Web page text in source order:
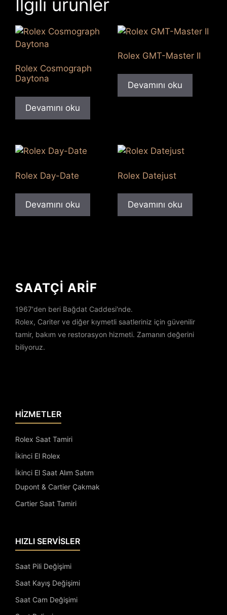
İlgili ürünler
Rolex Cosmograph
Daytona
Devamını oku
Rolex GMT-Master II
Devamını oku
Rolex Day-Date
Devamını oku
Rolex Datejust
Devamını oku
SAATÇİ ARİF
1967'den beri Bağdat Caddesi'nde.
Rolex, Cariter ve diğer kıymetli saatleriniz için güvenilir
tamir, bakım ve restorasyon hizmeti. Zamanın değerini
biliyoruz.
HİZMETLER
Rolex Saat Tamiri
İkinci El Rolex
İkinci El Saat Alım Satım
Dupont & Cartier Çakmak
Cartier Saat Tamiri
HIZLI SERVİSLER
Saat Pili Değişimi
Saat Kayış Değişimi
Saat Cam Değişimi